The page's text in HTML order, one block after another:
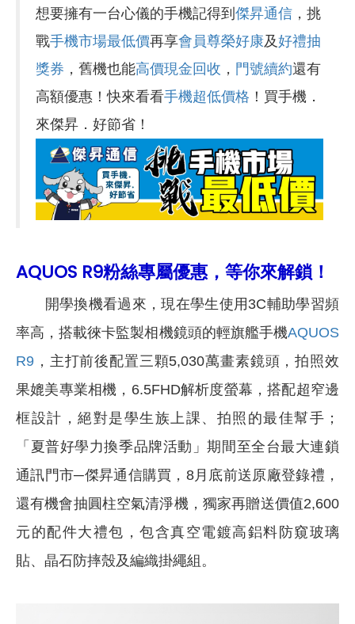
想要擁有一台心儀的手機記得到傑昇通信 ，挑
戰手機市場最低價再享會員尊榮好康及好禮抽
獎券 ，舊機也能高價現金回收 ， 門號續約還有
高額優惠！快來看看手機超低價格 ！買手機．
來傑昇．好節省！
AQUOS R9粉絲專屬優惠，等你來解鎖！
開學換機看過來，現在學生使用3C輔助學習頻
率高，搭載徠卡監製相機鏡頭的輕旗艦手機AQUOS
R9 ，主打前後配置三顆5,030萬畫素鏡頭，拍照效
果媲美專業相機，6.5FHD解析度螢幕，搭配超窄邊
框設計，絕對是學生族上課、拍照的最佳幫手；
「夏普好學力換季品牌活動」期間至全台最大連鎖
通訊門市─傑昇通信購買，8月底前送原廠登錄禮，
還有機會抽圓柱空氣清淨機，獨家再贈送價值2,600
元的配件大禮包，包含真空電鍍高鋁料防窺玻璃
貼、晶石防摔殼及編織掛繩組。